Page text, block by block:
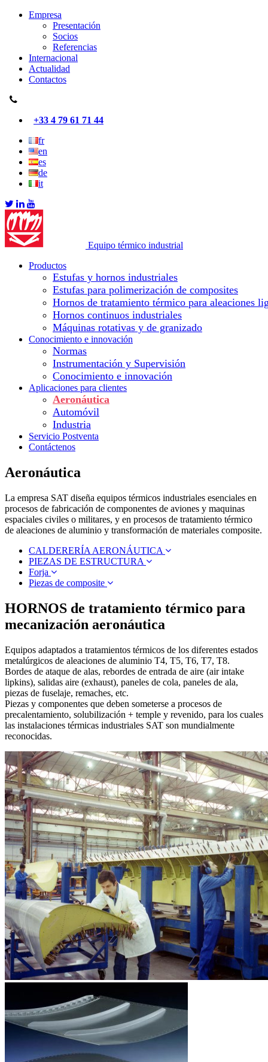
Empresa
Presentación
Socios
Referencias
Internacional
Actualidad
Contactos
+33 4 79 61 71 44
fr
en
es
de
it
Equipo térmico industrial
Productos
Estufas y hornos industriales
Estufas para polimerización de composites
Hornos de tratamiento térmico para aleaciones
Hornos continuos industriales
Máquinas rotativas y de granizado
Conocimiento e innovación
Normas
Instrumentación y Supervisión
Conocimiento e innovación
Aplicaciones para clientes
Aeronáutica
Automóvil
Industria
Servicio Postventa
Contáctenos
Aeronáutica
La empresa SAT diseña equipos térmicos industriales esenciales en
procesos de fabricación de componentes de aviones y maquinas
espaciales civiles o militares, y en procesos de tratamiento térmico
de aleaciones de aluminio y transformación de materiales composite.
CALDERERÍA AERONÁUTICA
PIEZAS DE ESTRUCTURA
Forja
Piezas de composite
HORNOS de tratamiento térmico para
mecanización aeronáutica
Equipos adaptados a tratamientos térmicos de los diferentes estados
metalúrgicos de aleaciones de aluminio T4, T5, T6, T7, T8.
Bordes de ataque de alas, rebordes de entrada de aire (air intake
lipkins), salidas aire (exhaust), paneles de cola, paneles de ala,
piezas de fuselaje, remaches, etc.
Piezas y componentes que deben someterse a procesos de
precalentamiento, solubilización + temple y revenido, para los cuales
las instalaciones térmicas industriales SAT son mundialmente
reconocidas.